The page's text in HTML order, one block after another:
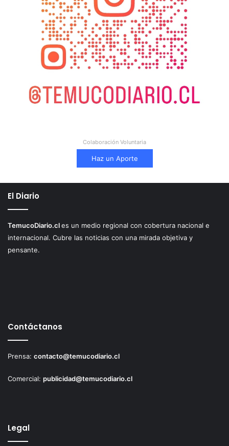
Colaboración Voluntaria
Haz un Aporte
El Diario
TemucoDiario.cles un medio regional con cobertura nacional e
internacional. Cubre las noticias con una mirada objetiva y
pensante.
Contáctanos
Prensa: contacto@temucodiario.cl
Comercial: publicidad@temucodiario.cl
Legal